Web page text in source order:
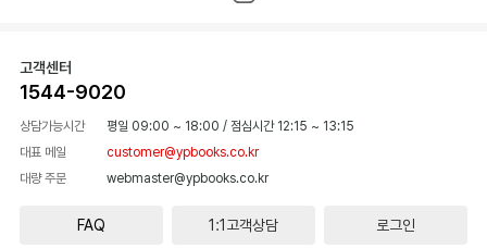
고객센터
1544-9020
상담가능시간 평일 09:00 ~ 18:00 / 점심시간 12:15 ~ 13:15
대표 메일
customer@ypbooks.co.kr
대량 주문
webmaster@ypbooks.co.kr
FAQ 1:1고객상담 로그인